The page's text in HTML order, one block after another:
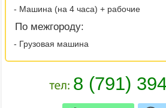
- Машина (на 4 часа) + рабочие
По межгороду:
- Грузовая машина